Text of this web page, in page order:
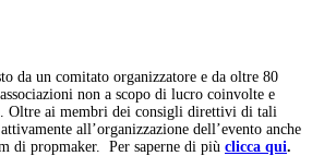
da un comitato organizzatore e da oltre 80
non a scopo di lucro coinvolte e
Oltre ai membri dei consigli direttivi di tali
all’organizzazione dell’evento anche
di propmaker. Per saperne di più clicca qui.